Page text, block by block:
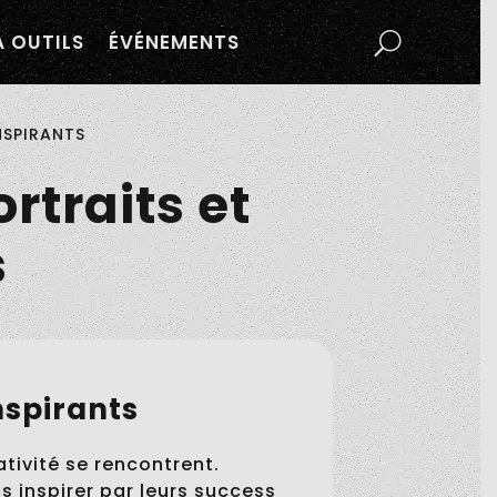
OUTILS ÉVÉNEMENTS
et
se rencontrent.
inspirer par leurs success